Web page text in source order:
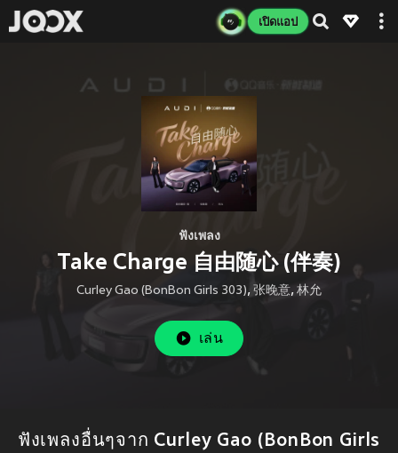
เปิดแอป
ฟังเพลง
Take Charge 自由随心 (伴奏)
Curley Gao (BonBon Girls 303), 张晚意, 林允
เล่น
ฟังเพลงอื่นๆจาก Curley Gao (BonBon Girls